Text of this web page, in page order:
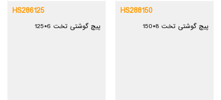
HS288150
پیچ گوشتی تخت 8*150
HS286125
پیچ گوشتی تخت 6*125